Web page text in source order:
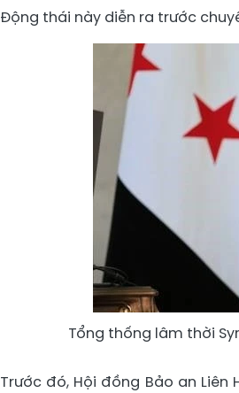
Động thái này diễn ra trước
Tổng thống lâm thời
Trước đó, Hội đồng Bảo an